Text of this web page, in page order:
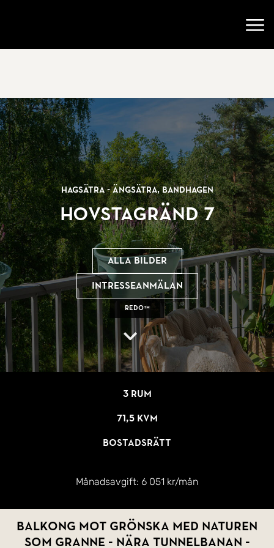
Hagsätra - Ängsätra, Bandhagen
Hovstagränd 7
REDO™
Alla bilder
Intresseanmälan
3 rum
71,5 kvm
Bostadsrätt
Månadsavgift: 6 051 kr/mån
Balkong mot grönska med naturen
som granne - Nära tunnelbanan -